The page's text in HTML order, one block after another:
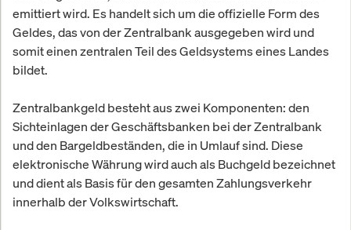
emittiert wird. Es handelt sich um die offizielle Form des
Geldes, das von der Zentralbank ausgegeben wird und
somit einen zentralen Teil des Geldsystems eines Landes
bildet.
Zentralbankgeld besteht aus zwei Komponenten: den
Sichteinlagen der Geschäftsbanken bei der Zentralbank
und den Bargeldbeständen, die in Umlauf sind. Diese
elektronische Währung wird auch als Buchgeld bezeichnet
und dient als Basis für den gesamten Zahlungsverkehr
innerhalb der Volkswirtschaft.